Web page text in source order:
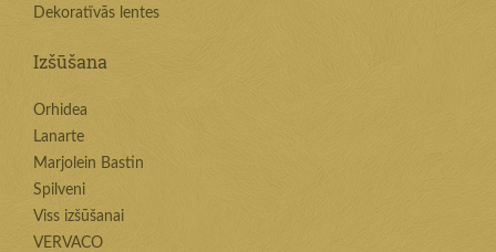
Dekoratīvās lentes
Izšūšana
Orhidea
Lanarte
Marjolein Bastin
Spilveni
Viss izšūšanai
VERVACO